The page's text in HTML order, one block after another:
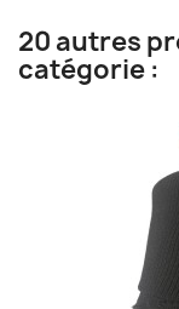
20 autres
catégorie :